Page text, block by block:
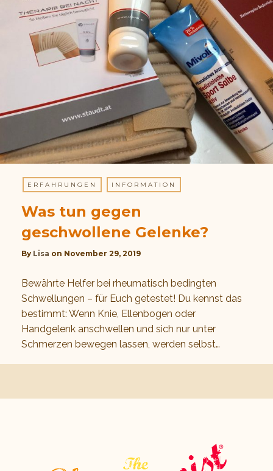
ERFAHRUNGEN INFORMATION
Was tun gegen
geschwollene Gelenke?
By Lisa on November 29, 2019
Bewährte Helfer bei rheumatisch bedingten
Schwellungen – für Euch getestet! Du kennst das
bestimmt: Wenn Knie, Ellenbogen oder
Handgelenk anschwellen und sich nur unter
Schmerzen bewegen lassen, werden selbst…